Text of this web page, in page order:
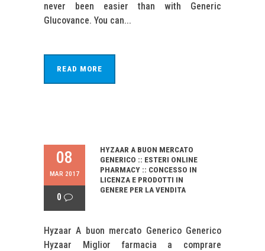
never been easier than with Generic
Glucovance. You can...
READ MORE
08
MAR 2017
0
HYZAAR A BUON MERCATO
GENERICO :: ESTERI ONLINE
PHARMACY :: CONCESSO IN
LICENZA E PRODOTTI IN
GENERE PER LA VENDITA
Hyzaar A buon mercato Generico Generico
Hyzaar Miglior farmacia a comprare